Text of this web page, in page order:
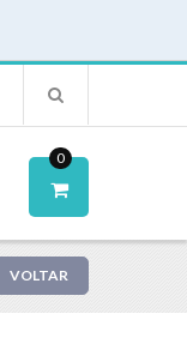
0
VOLTAR